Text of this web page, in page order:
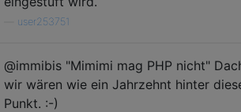
user253751
@immibis "Mimimi mag PHP nicht"
wir wären wie ein Jahrzehnt hinter
Punkt. :-)